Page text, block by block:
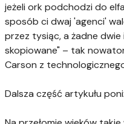
jeżeli ork podchodzi do
sposób ci dwaj 'agenci'
przez tysiąc, a żadne
skopiowane" – tak
Carson z
Dalsza część artykułu